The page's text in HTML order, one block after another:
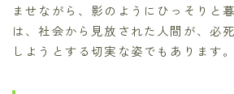
ませながら、影のようにひっそりと
は、社会から見放された人間が、必
しようとする切実な姿でもあります。